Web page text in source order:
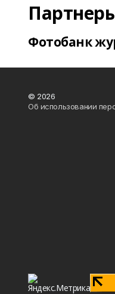
Фотобанк
© 2026
Об использовании